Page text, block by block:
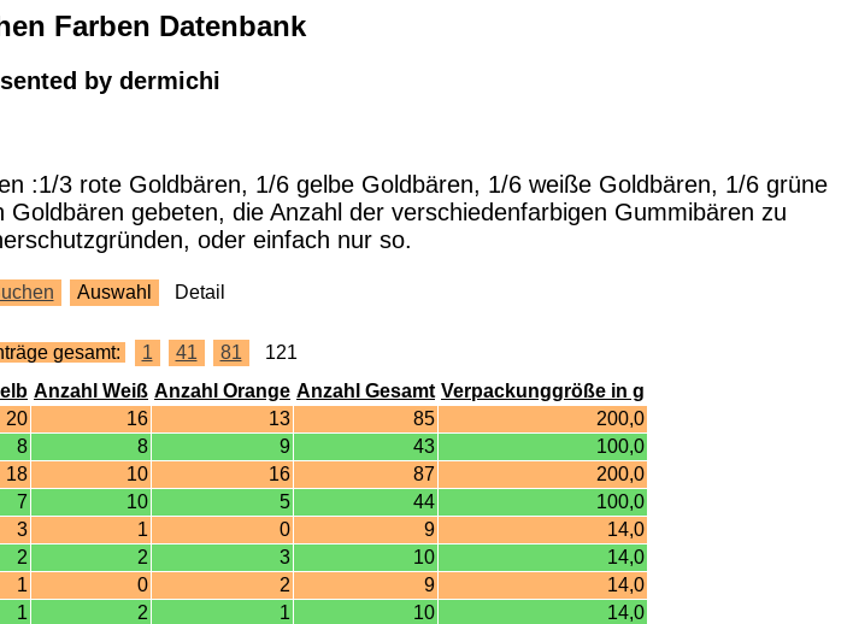
Farben Datenbank
by dermichi
:1/3 rote Goldbären, 1/6 gelbe Goldbären, 1/6 weiße Goldbären, 1/6 grüne
gebeten, die Anzahl der verschiedenfarbigen Gummibären zu
oder einfach nur so.
Auswahl Detail
gesamt: 1 41 81
121
Anzahl Weiß Anzahl Orange Anzahl Gesamt Verpackunggröße in g
20 16 13 85
200,0
8 8 9 43
100,0
18 10 16 87
200,0
7 10 5 44
100,0
3 1 0 9
14,0
2 2 3 10
14,0
1 0 2 9
14,0
1 2 1 10
14,0